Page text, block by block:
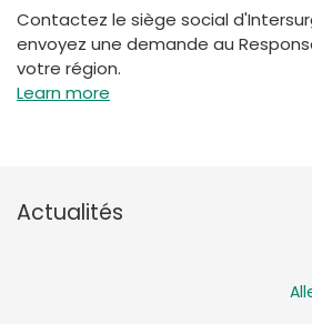
Contactez le siège social
envoyez une demande au
votre région.
Learn more
Actualités